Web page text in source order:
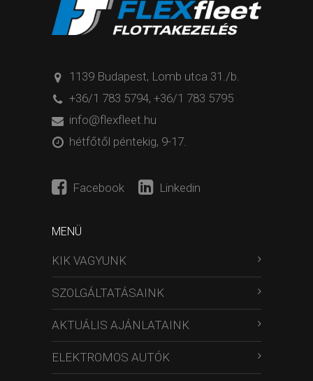
1139 Budapest, Lomb utca 31./b.
+36/1 783 5794, +36/1 783 5795
info@flexfleet.hu
hétfőtől péntekig, 9-17.
Facebook Linkedin
MENÜ
KIK VAGYUNK
SZOLGÁLTATÁSAINK
AKTUÁLIS AJÁNLATAINK
ELEKTROMOS AUTÓK